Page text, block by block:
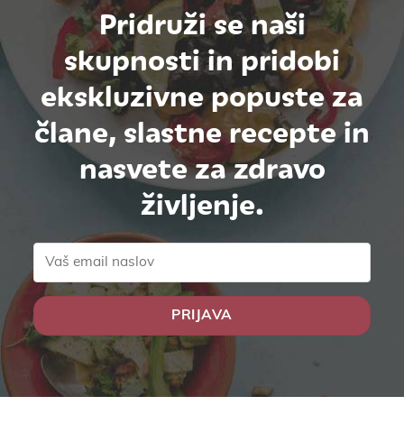
Pridruži se naši
skupnosti in pridobi
ekskluzivne popuste za
člane, slastne recepte in
nasvete za zdravo
življenje.